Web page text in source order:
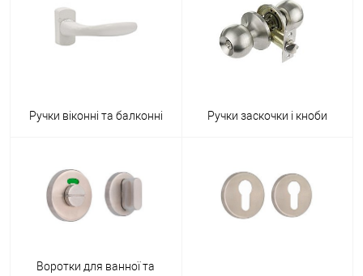
Ручки віконні та балконні Ручки заскочки і кноби
Воротки для ванної та